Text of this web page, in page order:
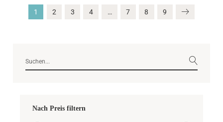
1 2 3 4 … 7 8 9
Nach Preis filtern